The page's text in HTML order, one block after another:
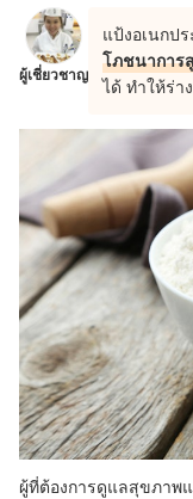
ผู้เชี่ยวชาญ
แป้งอเนกป
โภชนาการ
ได้ ทำให้ร่า
ผู้ที่ต้องการดูแลสุขภาพ